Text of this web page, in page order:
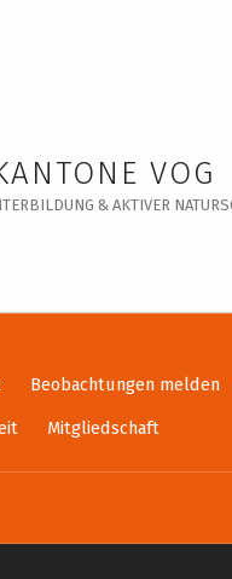
VOG
& AKTIVER
bei Facebook
Beobachtungen melden
Mitgliedschaft